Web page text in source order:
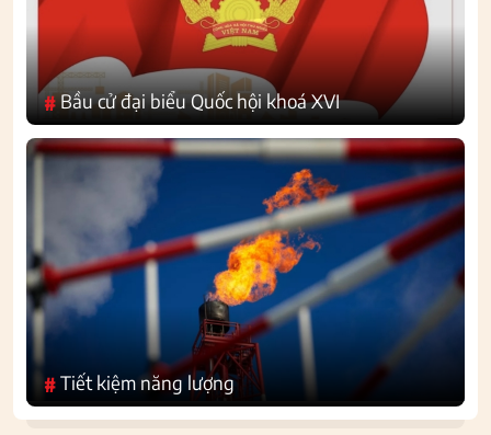
#Bầu cử đại biểu Quốc hội khoá XVI
#Tiết kiệm năng lượng